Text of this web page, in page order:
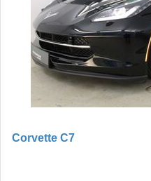
Corvette C7